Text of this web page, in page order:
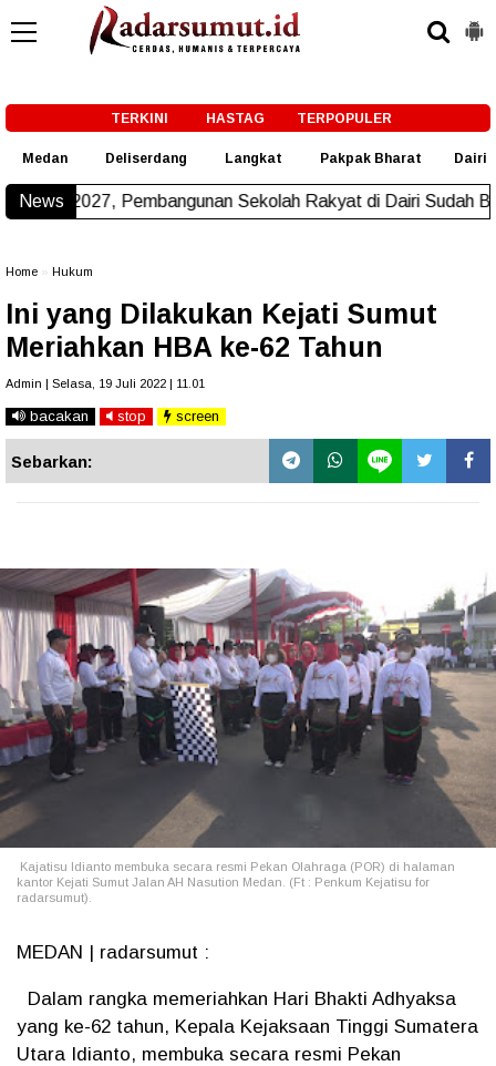
TERKINI HASTAG TERPOPULER
Medan Deliserdang Langkat Pakpak Bharat Dairi
News Sekolah Rakyat di Dairi Sudah Beroperasi New!
Home Hukum
Ini yang Dilakukan Kejati Sumut
Meriahkan HBA ke-62 Tahun
Admin | Selasa, 19 Juli 2022 | 11.01
bacakan stop screen
Sebarkan:
Kajatisu Idianto membuka secara resmi Pekan Olahraga (POR) di halaman
kantor Kejati Sumut Jalan AH Nasution Medan. (Ft : Penkum Kejatisu for
radarsumut).
MEDAN | radarsumut :
Dalam rangka memeriahkan Hari Bhakti Adhyaksa
yang ke-62 tahun, Kepala Kejaksaan Tinggi Sumatera
Utara Idianto, membuka secara resmi Pekan